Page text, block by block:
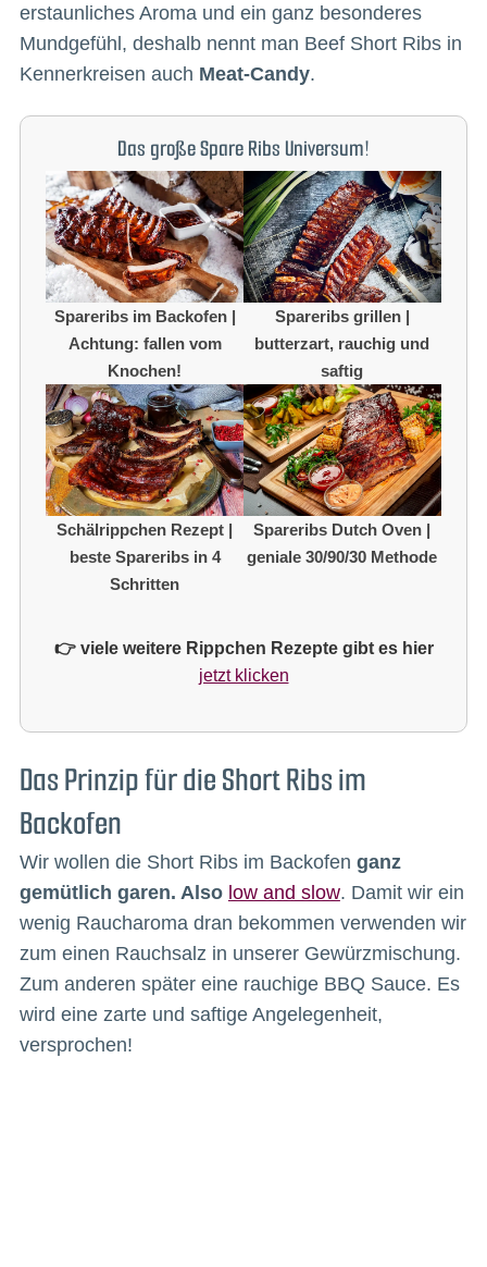
erstaunliches Aroma und ein ganz besonderes
Mundgefühl, deshalb nennt man Beef Short Ribs in
Kennerkreisen auch Meat-Candy.
Das große Spare Ribs Universum!
Spareribs im Backofen |
Achtung: fallen vom
Knochen!
Spareribs grillen |
butterzart, rauchig und
saftig
Schälrippchen Rezept |
beste Spareribs in 4
Schritten
Spareribs Dutch Oven |
geniale 30/90/30 Methode
👉 viele weitere Rippchen Rezepte gibt es hier
jetzt klicken
Das Prinzip für die Short Ribs im
Backofen
Wir wollen die Short Ribs im Backofen ganz
gemütlich garen. Also low and slow. Damit wir ein
wenig Raucharoma dran bekommen verwenden wir
zum einen Rauchsalz in unserer Gewürzmischung.
Zum anderen später eine rauchige BBQ Sauce. Es
wird eine zarte und saftige Angelegenheit,
versprochen!